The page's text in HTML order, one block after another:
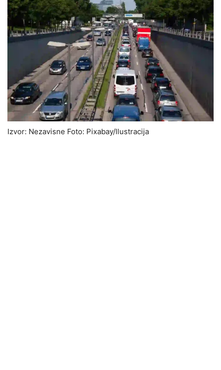
Izvor: Nezavisne Foto: Pixabay/Ilustracija